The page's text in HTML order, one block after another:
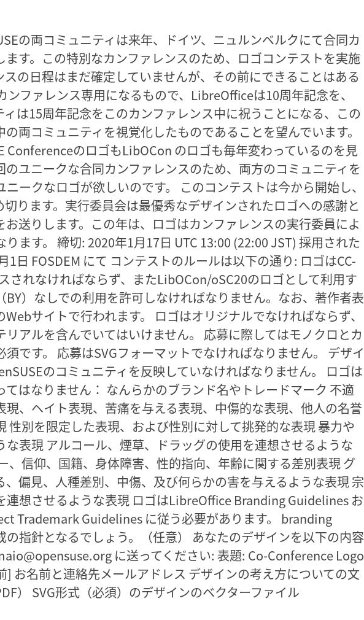
の両コミュニティは来年、ドイツ、ニュルンベルクにて合同カ
ます。この特別なカンファレンスのため、ロゴコンテストを実施
スの日程はまだ確定していませんが、その前にできることはある
ンファレンス専用になるもので、LibreOfficeは10周年記念を、
は15周年記念をこのカンファレンス中に祝うことになる、この
両コミュニティを視覚化したものであることを望んでいます。
ConferenceのロゴもLibOCon のロゴも毎年変わっているのを見
のユニークな合同カンファレンスのため、両方のコミュニティを
ークなロゴが欲しいのです。 このコンテストは今から開始し、
ります。実行委員会は最優秀なデザインされたロゴへの感謝と
お送りします。この年は、ロゴはカンファレンスの実行委員によ
ます。 締切: 2020年1月17日 UTC 13:00 (22:00 JST) 採用された
1日 FOSDEM にて コンテストのルールは以下の通り: ロゴはCC-
されなければならず、またLibOCon/oSC20のロゴとして利用す
BY）なしでの利用を許可しなければなりません。なお、著作者表
サイトで行われます。 ロゴはオリジナルでなければならず、
リアルを含んでいてはいけません。 応募に際してはモノクロとカ
です。 応募はSVGフォーマットでなければなりません。 デザイ
のコミュニティを反映していなければなりません。 ロゴは
てはなりません： なんらかのブランド名やトレードマーク 不適
現、ヘイト表現、苦痛を与える表現、中傷的な表現、他人の名誉
性別を限定した表現、および性別に対して挑発的な表現 暴力や
な表現 アルコール、煙草、ドラッグの使用を連想させるような
、信仰、国籍、身体障害、性的指向、年齢に関する差別表現 グ
、偏見、人種差別、中傷、及び何らかの害を与えるような表現 宗
連想させるような表現 ロゴはLibreOffice Branding Guidelines お
Trademark Guidelines に従う必要があります。 branding
指針となるでしょう。（任意） あなたのデザインを以下の内容
に送ってください: 表題: Co-Conference Logo
] お名前と連絡先メールアドレス デザインの考え方についての文
） SVG形式（必須）のデザインのベクターファイル